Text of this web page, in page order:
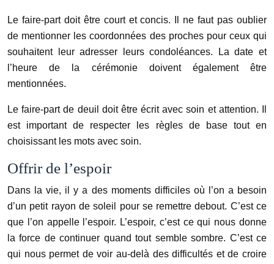
Le faire-part doit être court et concis. Il ne faut pas oublier
de mentionner les coordonnées des proches pour ceux qui
souhaitent leur adresser leurs condoléances. La date et
l’heure de la cérémonie doivent également être
mentionnées.
Le faire-part de deuil doit être écrit avec soin et attention. Il
est important de respecter les règles de base tout en
choisissant les mots avec soin.
Offrir de l’espoir
Dans la vie, il y a des moments difficiles où l’on a besoin
d’un petit rayon de soleil pour se remettre debout. C’est ce
que l’on appelle l’espoir. L’espoir, c’est ce qui nous donne
la force de continuer quand tout semble sombre. C’est ce
qui nous permet de voir au-delà des difficultés et de croire